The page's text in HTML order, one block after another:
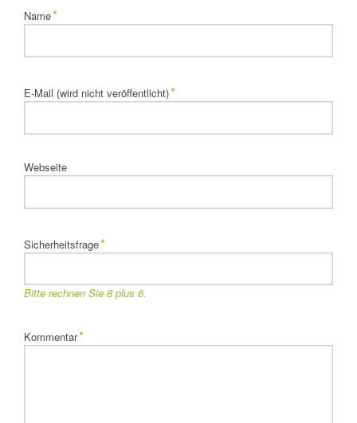
Pflichtfeld
Name*
Pflichtfeld
E-Mail (wird nicht veröffentlicht)*
Webseite
Pflichtfeld
Sicherheitsfrage*
Bitte rechnen Sie 8 plus 6.
Pflichtfeld
Kommentar*